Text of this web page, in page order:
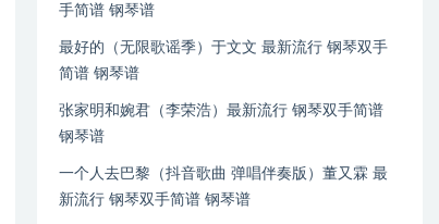
手简谱 钢琴谱
最好的（无限歌谣季）于文文 最新流行 钢琴双手
简谱 钢琴谱
张家明和婉君（李荣浩）最新流行 钢琴双手简谱
钢琴谱
一个人去巴黎（抖音歌曲 弹唱伴奏版）董又霖 最
新流行 钢琴双手简谱 钢琴谱